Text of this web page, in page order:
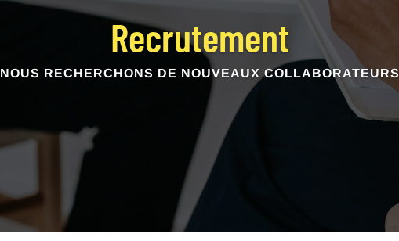
Recrutement
NOUS RECHERCHONS DE NOUVEAUX COLLABORATEURS